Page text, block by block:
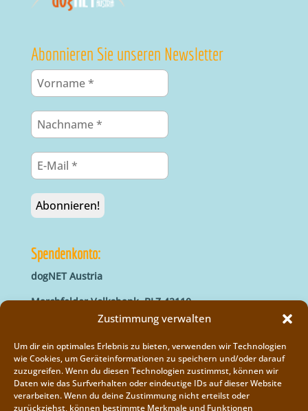
Zustimmung verwalten
Um dir ein optimales Erlebnis zu bieten, verwenden wir Technologien
wie Cookies, um Geräteinformationen zu speichern und/oder darauf
zuzugreifen. Wenn du diesen Technologien zustimmst, können wir
Daten wie das Surfverhalten oder eindeutige IDs auf dieser Website
verarbeiten. Wenn du deine Zustimmung nicht erteilst oder
zurückziehst, können bestimmte Merkmale und Funktionen
Abonnieren Sie unseren Newsletter
Spendenkonto:
dogNET Austria
Marchfelder Volksbank, BLZ 42110
IBAN: AT66 4211 0421 5000 0000